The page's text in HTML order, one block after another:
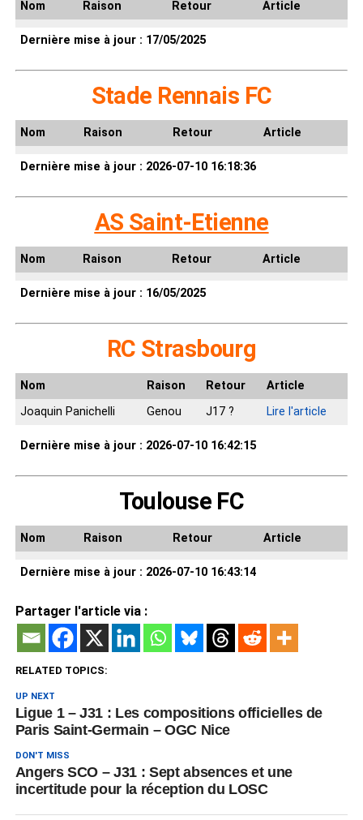
Nom Raison Retour Article
Dernière mise à jour : 17/05/2025
Stade Rennais FC
Nom Raison Retour Article
Dernière mise à jour : 2026-07-10 16:18:36
AS Saint-Etienne
Nom Raison Retour Article
Dernière mise à jour : 16/05/2025
RC Strasbourg
Nom Raison Retour
Article
Joaquin Panichelli
Genou J17 ? Lire l'article
Dernière mise à jour : 2026-07-10 16:42:15
Toulouse FC
Nom Raison Retour Article
Dernière mise à jour : 2026-07-10 16:43:14
Partager l'article via :
RELATED TOPICS:
UP NEXT
Ligue 1 – J31 : Les compositions officielles de
Paris Saint-Germain – OGC Nice
DON'T MISS
Angers SCO – J31 : Sept absences et une
incertitude pour la réception du LOSC